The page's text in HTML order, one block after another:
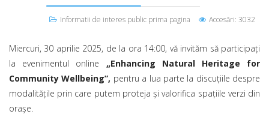
Informatii de interes public prima pagina Accesări: 3032
Miercuri, 30 aprilie 2025, de la ora 14:00, vă invităm să participaţi
la evenimentul online „Enhancing Natural Heritage for
Community Wellbeing”, pentru a lua parte la discuţiile despre
modalitățile prin care putem proteja și valorifica spațiile verzi din
orașe.